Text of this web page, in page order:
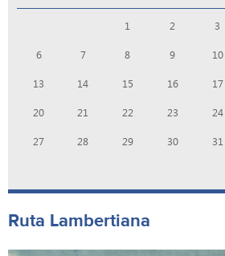
1 2 3
6 7 8 9 10
13 14 15 16 17
20 21 22 23 24
27 28 29 30 31
Ruta Lambertiana